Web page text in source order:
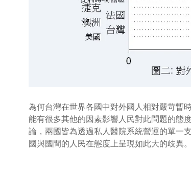
為何台灣在世界各國中對外國人相對嚴苛暫
能有很多其他的因素影響人民對此問題的態
論，兩國皆為透過私人醫院系統營運的單一
國與國間的人民在態度上呈現如此大的歧異。